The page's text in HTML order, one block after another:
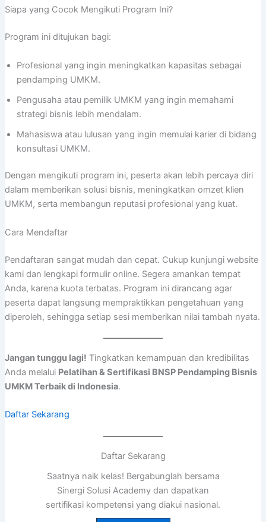
Siapa yang Cocok Mengikuti Program Ini?
Program ini ditujukan bagi:
Profesional yang ingin meningkatkan kapasitas sebagai
pendamping UMKM.
Pengusaha atau pemilik UMKM yang ingin memahami
strategi bisnis lebih mendalam.
Mahasiswa atau lulusan yang ingin memulai karier di bidang
konsultasi UMKM.
Dengan mengikuti program ini, peserta akan lebih percaya diri
dalam memberikan solusi bisnis, meningkatkan omzet klien
UMKM, serta membangun reputasi profesional yang kuat.
Cara Mendaftar
Pendaftaran sangat mudah dan cepat. Cukup kunjungi website
kami dan lengkapi formulir online. Segera amankan tempat
Anda, karena kuota terbatas. Program ini dirancang agar
peserta dapat langsung mempraktikkan pengetahuan yang
diperoleh, sehingga setiap sesi memberikan nilai tambah nyata.
Jangan tunggu lagi! Tingkatkan kemampuan dan kredibilitas
Anda melalui Pelatihan & Sertifikasi BNSP Pendamping Bisnis
UMKM Terbaik di Indonesia.
Daftar Sekarang
Daftar Sekarang
Saatnya naik kelas! Bergabunglah bersama
Sinergi Solusi Academy dan dapatkan
sertifikasi kompetensi yang diakui nasional.